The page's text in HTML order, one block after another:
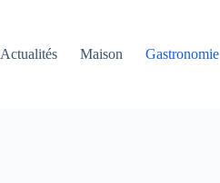
Actualités
Maison Gastronomie